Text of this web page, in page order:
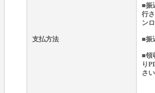
支払方法
■振
行
ン
■振
■領
り
さ